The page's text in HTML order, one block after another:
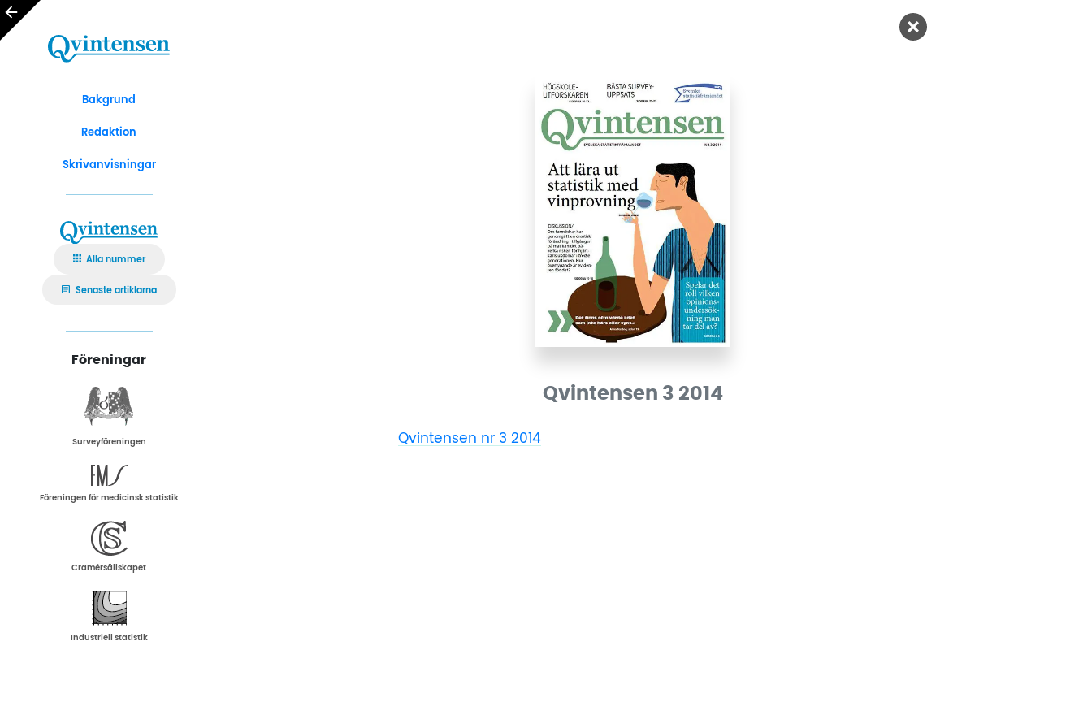
Bakgrund
Redaktion
Skrivanvisningar
Alla nummer
Senaste artiklarna
Föreningar
Surveyföreningen
Föreningen för medicinsk statistik
Cramérsällskapet
Industriell statistik
Qvintensen 3 2014
Qvintensen nr 3 2014